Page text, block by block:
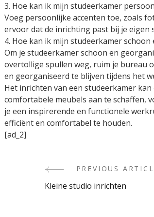
3. Hoe kan ik mijn studeerkamer
Voeg persoonlijke accenten toe, zoals
ervoor dat de inrichting past bij je eigen
4. Hoe kan ik mijn studeerkamer
Om je studeerkamer schoon en
overtollige spullen weg, ruim je bureau
en georganiseerd te blijven tijdens het
Het inrichten van een studeerkamer
comfortabele meubels aan te schaffen,
je een inspirerende en functionele
efficiënt en comfortabel te houden.
[ad_2]
PostPREVIOUS
Kleine studio inrichten